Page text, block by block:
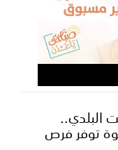
البلدي..
توفر فرص